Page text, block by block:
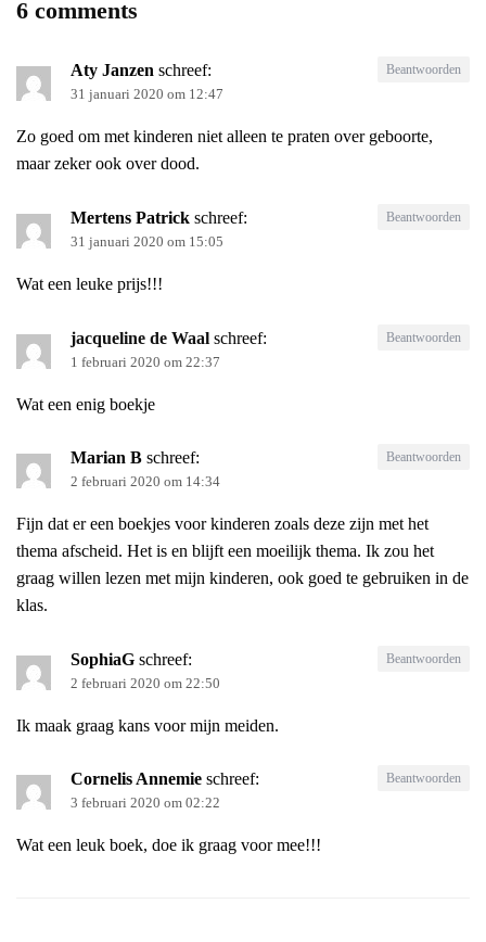
6 comments
Aty Janzen schreef:
31 januari 2020 om 12:47
Zo goed om met kinderen niet alleen te praten over geboorte,
maar zeker ook over dood.
Beantwoorden
Mertens Patrick schreef:
31 januari 2020 om 15:05
Wat een leuke prijs!!!
Beantwoorden
jacqueline de Waal schreef:
1 februari 2020 om 22:37
Wat een enig boekje
Beantwoorden
Marian B schreef:
2 februari 2020 om 14:34
Fijn dat er een boekjes voor kinderen zoals deze zijn met het
thema afscheid. Het is en blijft een moeilijk thema. Ik zou het
graag willen lezen met mijn kinderen, ook goed te gebruiken in de
klas.
Beantwoorden
SophiaG schreef:
2 februari 2020 om 22:50
Ik maak graag kans voor mijn meiden.
Beantwoorden
Cornelis Annemie schreef:
3 februari 2020 om 02:22
Wat een leuk boek, doe ik graag voor mee!!!
Beantwoorden